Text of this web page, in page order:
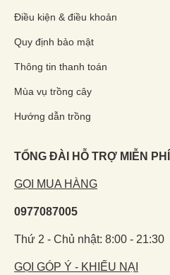
Điều kiện & điều khoản
Quy định bảo mật
Thông tin thanh toán
Mùa vụ trồng cây
Hướng dẫn trồng
TỔNG ĐÀI HỖ TRỢ MIỄN PHÍ
GỌI MUA HÀNG
0977087005
Thứ 2 - Chủ nhật: 8:00 - 21:30
GỌI GÓP Ý - KHIẾU NẠI